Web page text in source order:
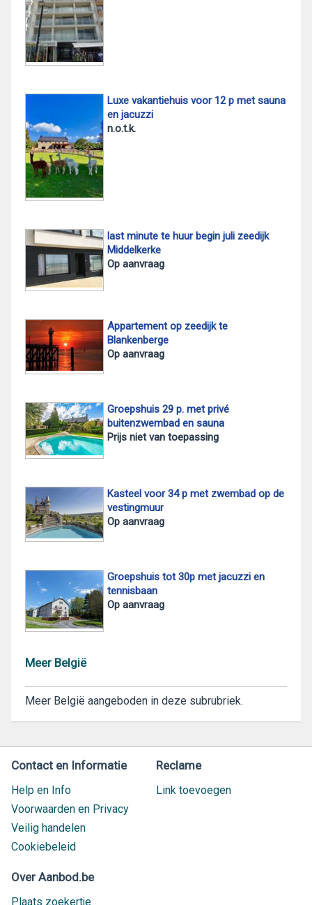
Luxe vakantiehuis voor 12 p met sauna
en jacuzzi
n.o.t.k.
last minute te huur begin juli zeedijk
Middelkerke
Op aanvraag
Appartement op zeedijk te
Blankenberge
Op aanvraag
Groepshuis 29 p. met privé
buitenzwembad en sauna
Prijs niet van toepassing
Kasteel voor 34 p met zwembad op de
vestingmuur
Op aanvraag
Groepshuis tot 30p met jacuzzi en
tennisbaan
Op aanvraag
Meer België
Meer België aangeboden in deze subrubriek.
Contact en Informatie
Help en Info
Voorwaarden en Privacy
Veilig handelen
Cookiebeleid
Reclame
Link toevoegen
Over Aanbod.be
Plaats zoekertje